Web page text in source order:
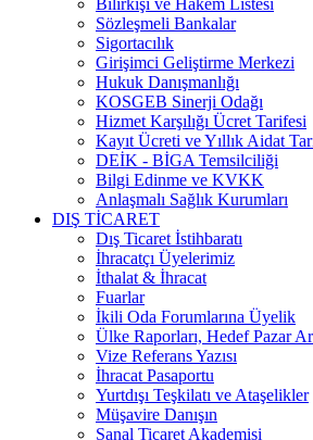
Bilirkişi ve Hakem Listesi
Sözleşmeli Bankalar
Sigortacılık
Girişimci Geliştirme Merkezi
Hukuk Danışmanlığı
KOSGEB Sinerji Odağı
Hizmet Karşılığı Ücret Tarifesi
Kayıt Ücreti ve Yıllık Aidat
DEİK - BİGA Temsilciliği
Bilgi Edinme ve KVKK
Anlaşmalı Sağlık Kurumları
DIŞ TİCARET
Dış Ticaret İstihbaratı
İhracatçı Üyelerimiz
İthalat & İhracat
Fuarlar
İkili Oda Forumlarına Üyelik
Ülke Raporları, Hedef Pazar
Vize Referans Yazısı
İhracat Pasaportu
Yurtdışı Teşkilatı ve Ataşelikler
Müşavire Danışın
Sanal Ticaret Akademisi